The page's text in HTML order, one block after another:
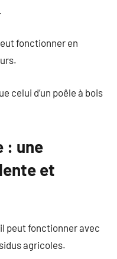
fonctionner en
celui d’un poêle à bois
: une
et
peut fonctionner avec
agricoles.